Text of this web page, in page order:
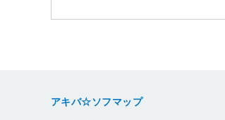
アキバ☆ソフマップ